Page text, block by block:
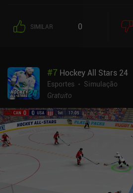
planeta. Essas formas de vida acabam
que lhes permitem lançar naves
transformar inutilmente nosso corpo
de várias missões, obter conquistas
participar de confrontos militares contra
ajustar parâmetros universais e jogar
sandbox cria muita variedade de
capacidade de reprodução.Solar 2 é
Android e US$ 3,99 no iOS - ambas as
iAPs. No Android, há uma
permite que você experimente o jogo
jogo possa não prender você por muito
opção se você quiser experimentar algo
SIMILAR 0
#7 Hockey All Stars 24
Esportes
Simulação
Gratuito